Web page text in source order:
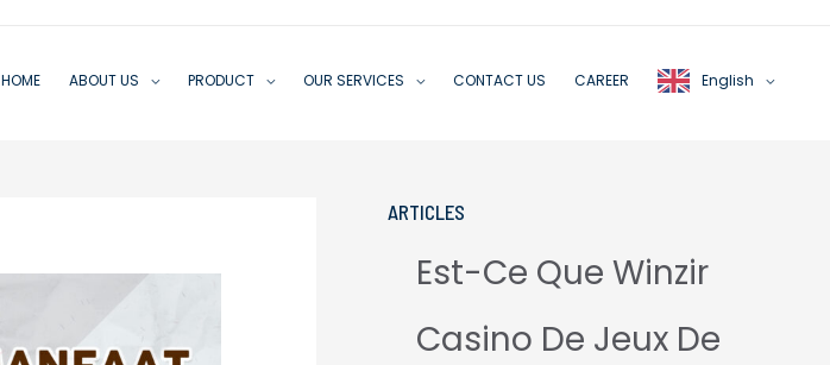
HOME ABOUT US PRODUCT OUR SERVICES CONTACT US CAREER English
ARTICLES
Est-Ce Que Winzir
Casino De Jeux De